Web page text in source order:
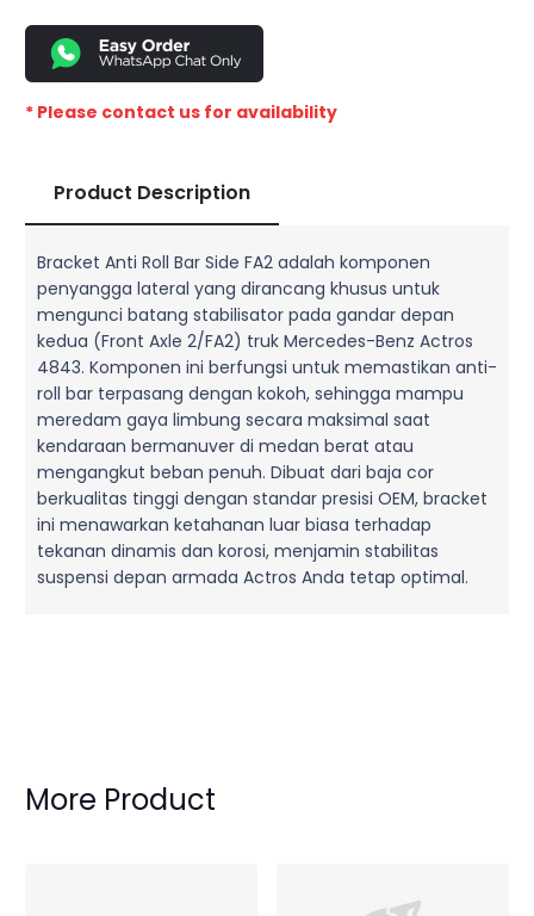
* Please contact us for availability
Product Description
Bracket Anti Roll Bar Side FA2 adalah komponen
penyangga lateral yang dirancang khusus untuk
mengunci batang stabilisator pada gandar depan
kedua (Front Axle 2/FA2) truk Mercedes-Benz Actros
4843. Komponen ini berfungsi untuk memastikan anti-
roll bar terpasang dengan kokoh, sehingga mampu
meredam gaya limbung secara maksimal saat
kendaraan bermanuver di medan berat atau
mengangkut beban penuh. Dibuat dari baja cor
berkualitas tinggi dengan standar presisi OEM, bracket
ini menawarkan ketahanan luar biasa terhadap
tekanan dinamis dan korosi, menjamin stabilitas
suspensi depan armada Actros Anda tetap optimal.
More Product